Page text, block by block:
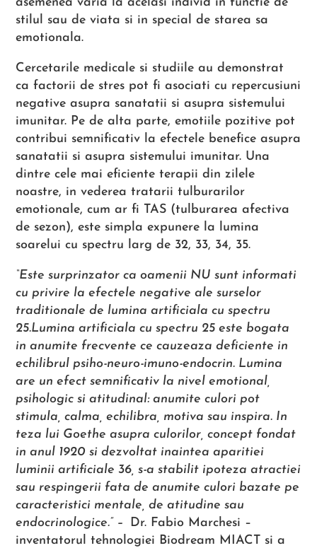
stilul sau de viata si in special de starea sa
emotionala.
Cercetarile medicale si studiile au demonstrat
ca factorii de stres pot fi asociati cu repercusiuni
negative asupra sanatatii si asupra sistemului
imunitar. Pe de alta parte, emotiile pozitive pot
contribui semnificativ la efectele benefice asupra
sanatatii si asupra sistemului imunitar. Una
dintre cele mai eficiente terapii din zilele
noastre, in vederea tratarii tulburarilor
emotionale, cum ar fi TAS (tulburarea afectiva
de sezon), este simpla expunere la lumina
soarelui cu spectru larg de 32, 33, 34, 35.
“Este surprinzator ca oamenii NU sunt informati
cu privire la efectele negative ale surselor
traditionale de lumina artificiala cu spectru
25.Lumina artificiala cu spectru 25 este bogata
in anumite frecvente ce cauzeaza deficiente in
echilibrul psiho-neuro-imuno-endocrin. Lumina
are un efect semnificativ la nivel emotional,
psihologic si atitudinal: anumite culori pot
stimula, calma, echilibra, motiva sau inspira. In
teza lui Goethe asupra culorilor, concept fondat
in anul 1920 si dezvoltat inaintea aparitiei
luminii artificiale 36, s-a stabilit ipoteza atractiei
sau respingerii fata de anumite culori bazate pe
caracteristici mentale, de atitudine sau
endocrinologice.” – Dr. Fabio Marchesi –
inventatorul tehnologiei Biodream MIACT si a